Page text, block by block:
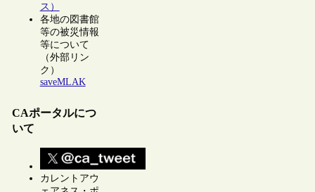
ス）
各地の図書館
等の被災情報
等について
（外部リン
ク）
saveMLAK
CAポータルにつ
いて
カレントアウ